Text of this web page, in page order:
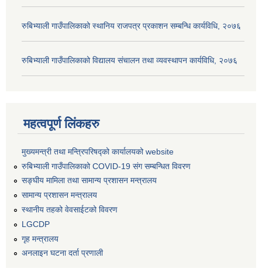
रुबिभ्याली गाउँपालिकाको स्थानिय राजपत्र प्रकाशन सम्बन्धि कार्यविधि, २०७६
रुबिभ्याली गाउँपालिकाको विद्यालय संचालन तथा व्यवस्थापन कार्यविधि, २०७६
महत्वपूर्ण लिंकहरु
मुख्यमन्त्री तथा मन्त्रिपरिषद्को कार्यालयको website
रुबिभ्याली गाउँपालिकाको COVID-19 संग सम्बन्धित विवरण
सङ्‍घीय मामिला तथा सामान्य प्रशासन मन्त्रालय
सामान्य प्रशासन मन्त्रालय
स्थानीय तहको वेवसाईटको विवरण
LGCDP
गृह मन्त्रालय
अनलाइन घटना दर्ता प्रणाली